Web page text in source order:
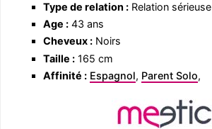
Type de relation :Relation sérieuse
Age :43 ans
Cheveux :Noirs
Taille :165 cm
Affinité : Espagnol, Parent Solo,